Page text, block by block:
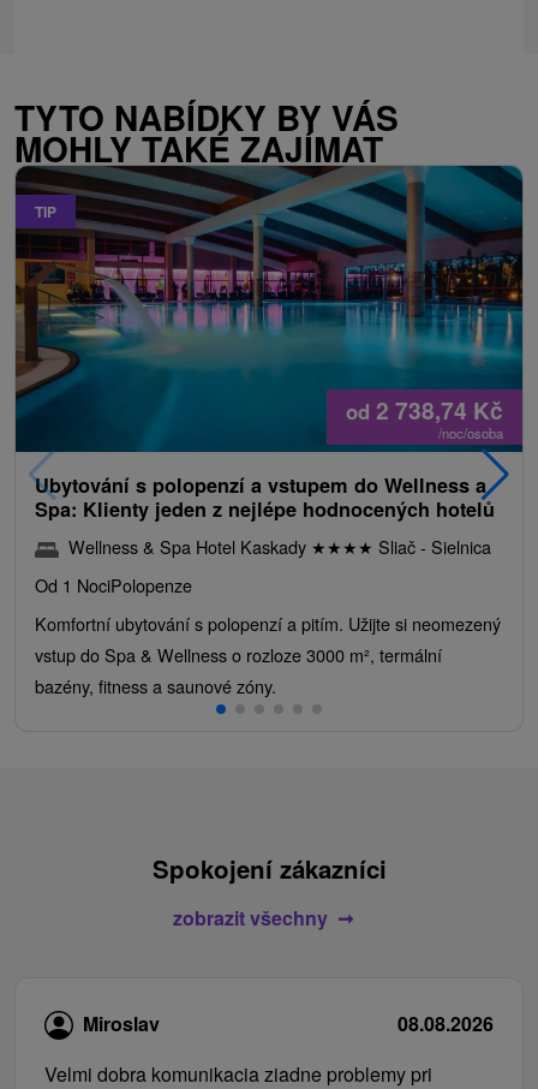
TYTO NABÍDKY BY VÁS
MOHLY TAKÉ ZAJÍMAT
TIP
od 2 738,74 Kč
/noc/osoba
Ubytování s polopenzí a vstupem do Wellness a
Spa: Klienty jeden z nejlépe hodnocených hotelů
Wellness & Spa Hotel Kaskady ★★★★ Sliač - Sielnica
Od 1 NociPolopenze
Komfortní ubytování s polopenzí a pitím. Užijte si neomezený
vstup do Spa & Wellness o rozloze 3000 m², termální
bazény, fitness a saunové zóny.
Spokojení zákazníci
zobrazit všechny
Miroslav
08.08.2026
Velmi dobra komunikacia ziadne problemy pri